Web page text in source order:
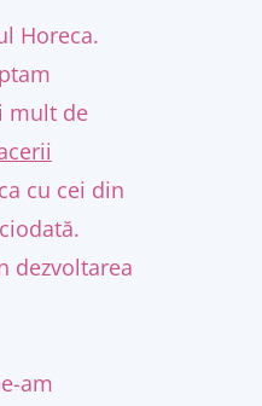
Horeca.
mult de
cu cei din
dezvoltarea
am